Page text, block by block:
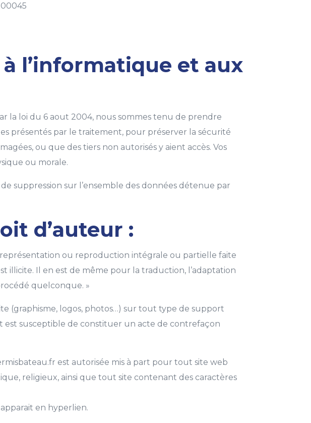
00045
l’informatique et aux
la loi du 6 aout 2004, nous sommes tenu de prendre
présentés par le traitement, pour préserver la sécurité
ou que des tiers non autorisés y aient accès. Vos
ou morale.
suppression sur l’ensemble des données détenue par
d’auteur :
ou reproduction intégrale ou partielle faite
illicite. Il en est de même pour la traduction, l’adaptation
quelconque. »
(graphisme, logos, photos…) sur tout type de support
est susceptible de constituer un acte de contrefaçon
est autorisée mis à part pour tout site web
religieux, ainsi que tout site contenant des caractères
en hyperlien.